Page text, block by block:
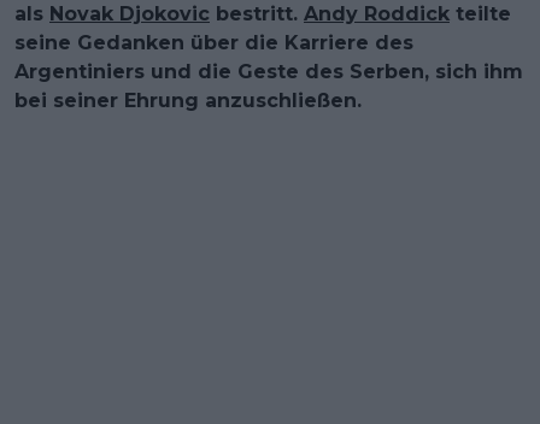
als Novak Djokovic bestritt. Andy Roddick teilte
seine Gedanken über die Karriere des
Argentiniers und die Geste des Serben, sich ihm
bei seiner Ehrung anzuschließen.